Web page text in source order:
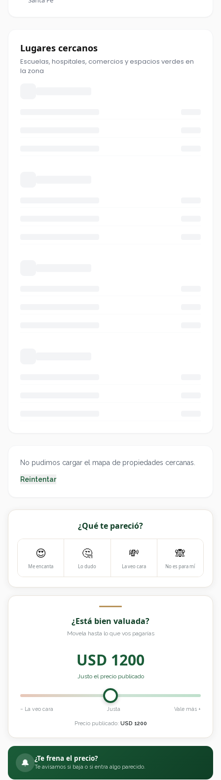
Lugares cercanos
Escuelas, hospitales, comercios y espacios verdes en
la zona
No pudimos cargar el mapa de propiedades cercanas.
Reintentar
¿Qué te pareció?
😍
Me encanta
🤔
Lo dudo
💸
La veo cara
🙈
No es para mí
¿Está bien valuada?
Movela hasta lo que vos pagarías
USD 1200
Justo el precio publicado
− La veo cara Justa Vale más +
Precio publicado: USD 1200
🔔 ¿Te frena el precio?
Te avisamos si baja o si entra algo parecido.